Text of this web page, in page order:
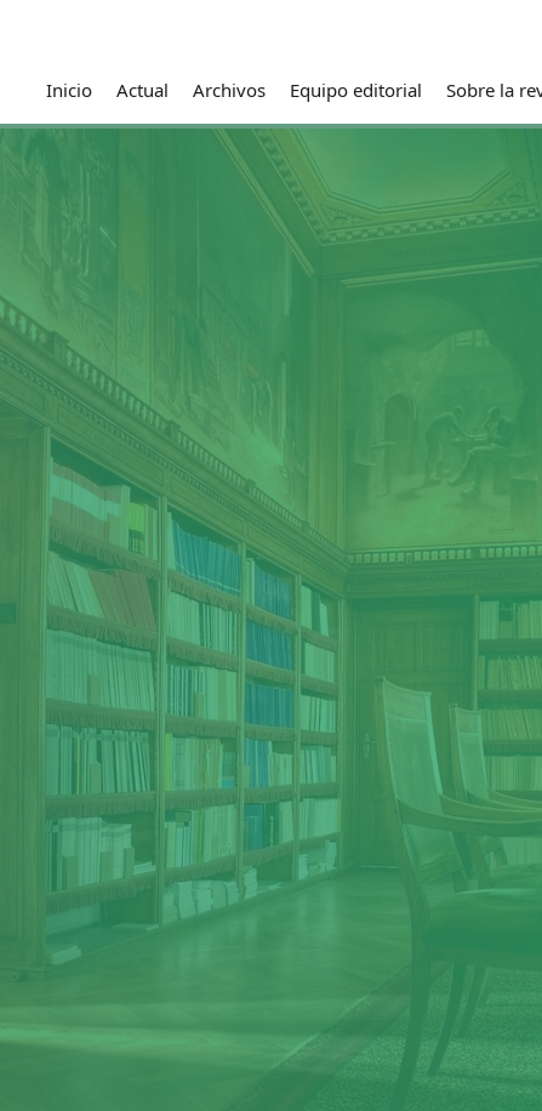
Inicio Actual Archivos Equipo editorial Sobre la